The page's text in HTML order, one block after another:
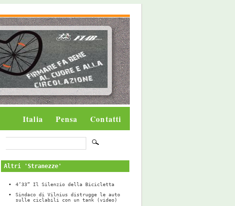
Italia Pensa Contatti
Altri 'Stranezze'
4’33” Il Silenzio della Bicicletta
Sindaco di Vilnius distrugge le auto
sulle ciclabili con un tank (video)